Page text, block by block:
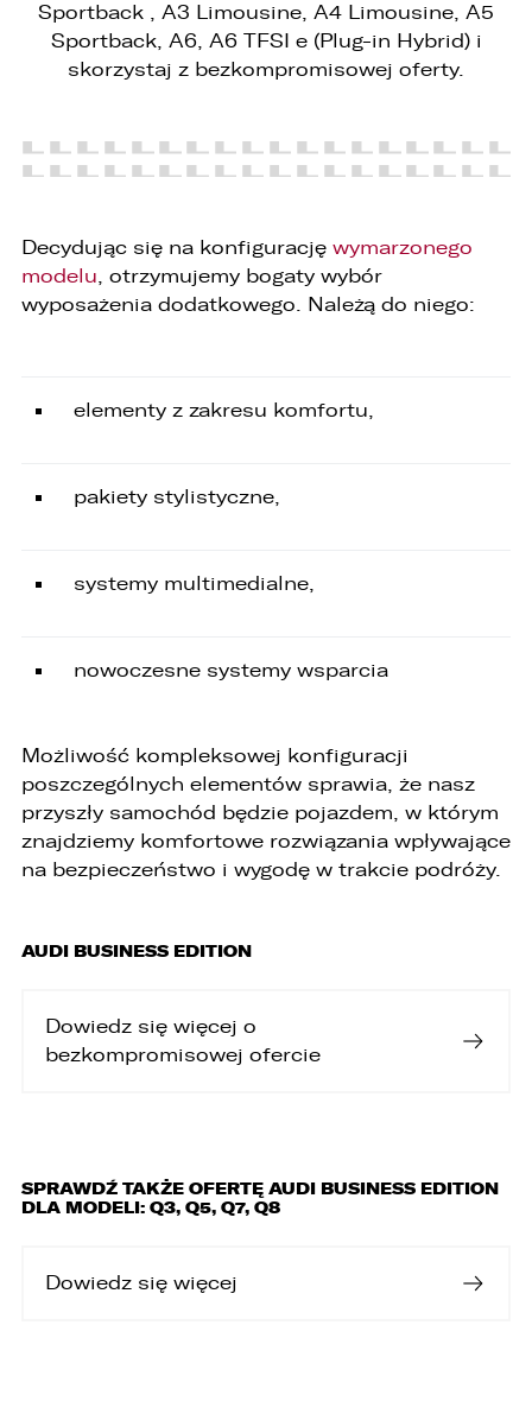
Sportback , A3 Limousine, A4 Limousine, A5
Sportback, A6, A6 TFSI e (Plug-in Hybrid) i
skorzystaj z bezkompromisowej oferty.
Decydując się na konfigurację wymarzonego
modelu, otrzymujemy bogaty wybór
wyposażenia dodatkowego. Należą do niego:
elementy z zakresu komfortu,
pakiety stylistyczne,
systemy multimedialne,
nowoczesne systemy wsparcia
Możliwość kompleksowej konfiguracji
poszczególnych elementów sprawia, że nasz
przyszły samochód będzie pojazdem, w którym
znajdziemy komfortowe rozwiązania wpływające
na bezpieczeństwo i wygodę w trakcie podróży.
AUDI BUSINESS EDITION
Dowiedz się więcej o
bezkompromisowej ofercie
SPRAWDŹ TAKŻE OFERTĘ AUDI BUSINESS EDITION
DLA MODELI: Q3, Q5, Q7, Q8
Dowiedz się więcej
W porównywarce mogą znajdować się
jednocześnie trzy samochody.
ZASTĄP
Wybierz gdzie chcesz udostępnić ofertę.